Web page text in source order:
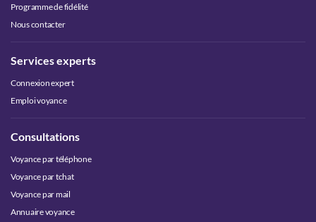
Programme de fidélité
Nous contacter
Services experts
Connexion expert
Emploi voyance
Consultations
Voyance par téléphone
Voyance par tchat
Voyance par mail
Annuaire voyance